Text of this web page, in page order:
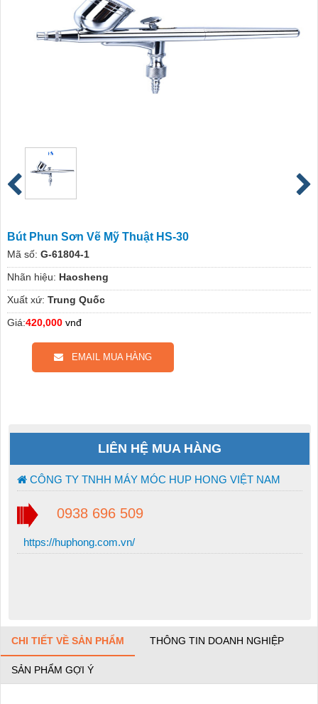
Bút Phun Sơn Vẽ Mỹ Thuật HS-30
Mã số: G-61804-1
Nhãn hiệu: Haosheng
Xuất xứ: Trung Quốc
Giá:420,000 vnđ
EMAIL MUA HÀNG
LIÊN HỆ MUA HÀNG
CÔNG TY TNHH MÁY MÓC HUP HONG VIỆT NAM
0938 696 509
https://huphong.com.vn/
CHI TIẾT VỀ SẢN PHẨM THÔNG TIN DOANH NGHIỆP
SẢN PHẨM GỢI Ý